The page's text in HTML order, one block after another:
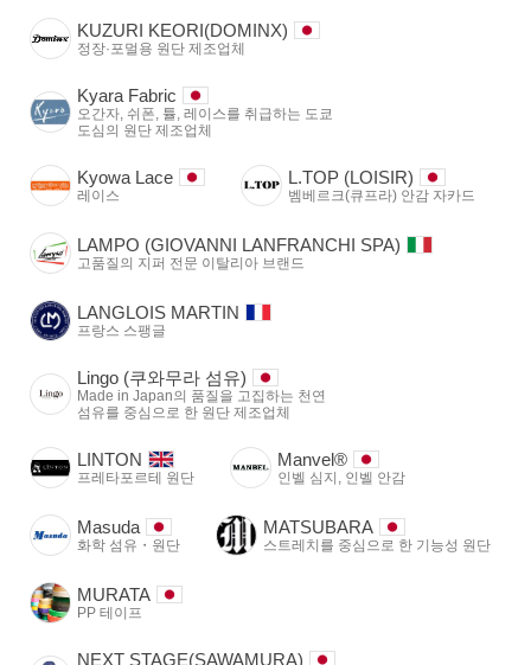
KUZURI KEORI(DOMINX)
정장·포멀용 원단 제조업체
Kyara Fabric
오간자, 쉬폰, 튤, 레이스를 취급하는 도쿄
도심의 원단 제조업체
Kyowa Lace
레이스
L.TOP (LOISIR)
벰베르크(큐프라) 안감 자카드
LAMPO (GIOVANNI LANFRANCHI SPA)
고품질의 지퍼 전문 이탈리아 브랜드
LANGLOIS MARTIN
프랑스 스팽글
Lingo (쿠와무라 섬유)
Made in Japan의 품질을 고집하는 천연
섬유를 중심으로 한 원단 제조업체
LINTON
프레타포르테 원단
Manvel®
인벨 심지, 인벨 안감
Masuda
화학 섬유・원단
MATSUBARA
스트레치를 중심으로 한 기능성 원단
MURATA
PP 테이프
NEXT STAGE(SAWAMURA)